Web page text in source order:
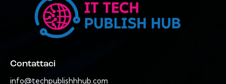
Contattaci
info@techpublishhhub.com